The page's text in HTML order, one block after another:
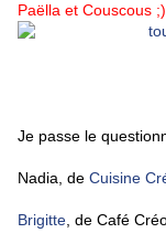
Paëlla et Couscous ;)
Je passe le
Nadia, de Cuisine
Brigitte , de Café